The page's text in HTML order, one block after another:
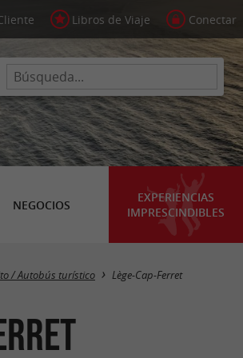
Libros de Viaje Conectar
NEGOCIOS
EXPERIENCIAS
IMPRESCINDIBLES
Masquer la carte
/ Autobús turístico Lège-Cap-Ferret